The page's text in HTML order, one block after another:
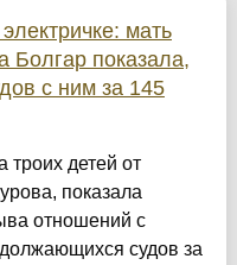
мать
Болгар показала,
с ним за 145
троих детей от
показала
отношений с
судов за